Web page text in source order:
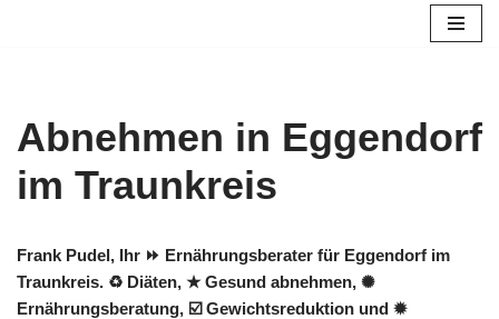
Abnehmen in Eggendorf
im Traunkreis
Frank Pudel, Ihr ⏩ Ernährungsberater für Eggendorf im
Traunkreis. ♻ Diäten, ★ Gesund abnehmen, ✺
Ernährungsberatung, ☑️ Gewichtsreduktion und ✹